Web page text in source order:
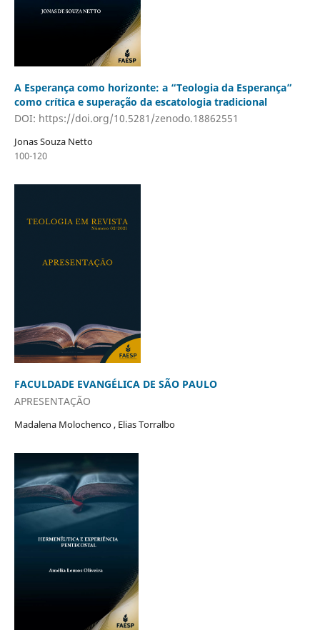
A Esperança como horizonte: a “Teologia da Esperança”
como crítica e superação da escatologia tradicional
DOI: https://doi.org/10.5281/zenodo.18862551
Jonas Souza Netto
100-120
FACULDADE EVANGÉLICA DE SÃO PAULO
APRESENTAÇÃO
Madalena Molochenco , Elias Torralbo